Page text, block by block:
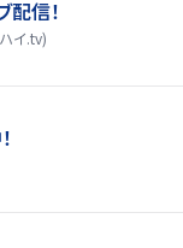
信！
イ.tv)